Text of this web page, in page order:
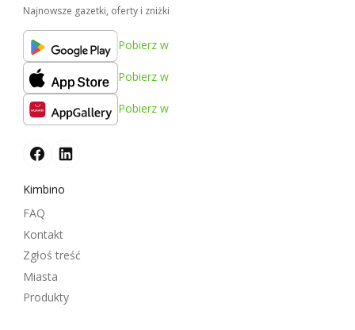
Najnowsze gazetki, oferty i zniżki
Pobierz w
Pobierz w
Pobierz w
Kimbino
FAQ
Kontakt
Zgłoś treść
Miasta
Produkty